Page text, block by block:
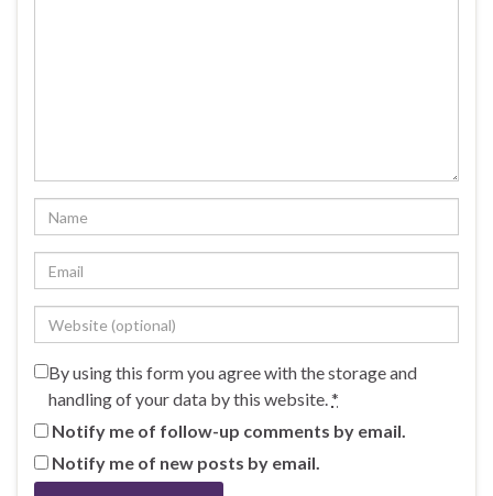
By using this form you agree with the storage and
handling of your data by this website.*
Notify me of follow-up comments by email.
Notify me of new posts by email.